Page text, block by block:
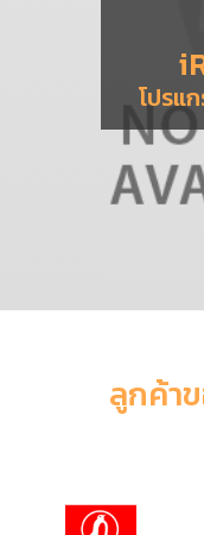
โปรแ
ลูกค้า